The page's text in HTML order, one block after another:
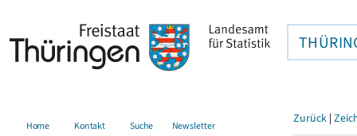
Home Kontakt Suche Newsletter Zurück |